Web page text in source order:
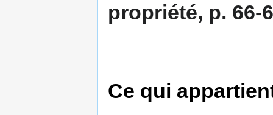
propriété, p. 66-
Ce qui